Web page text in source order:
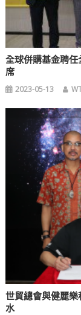
全球併購基金聘
席
2023-05-13
世貿總會與健麗
水